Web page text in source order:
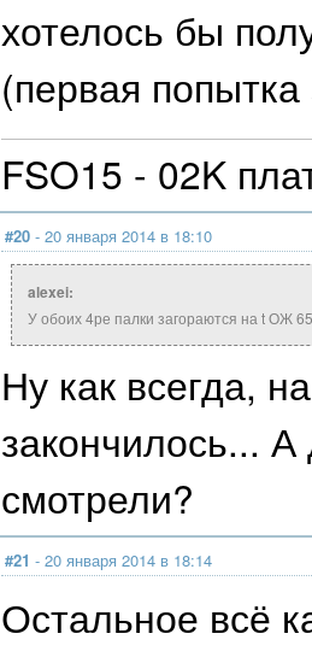
хотелось бы
(первая
FSO15 - 02K
#20 - 20 января 2014 в 18:10
alexei:
У обоих 4ре палки загораются на t ОЖ
Ну как всегда,
закончилось...
смотрели?
#21 - 20 января 2014 в 18:14
Остальное всё